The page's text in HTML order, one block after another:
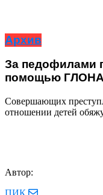
Архив
За педофилами
помощью
Совершающих
отношении детей
Автор:
ПИК